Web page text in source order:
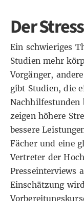
Der
Ein schwieriges
Studien mehr
Vorgänger,
gibt Studien, die
Nachhilfestunden
zeigen höhere
bessere
Fächer und eine
Vertreter der
Presseinterviews
Einschätzung